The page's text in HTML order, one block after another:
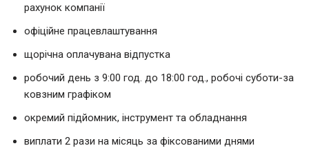
рахунок компанії
офіційне працевлаштування
щорічна оплачувана відпустка
робочий день з 9:00 год. до 18:00 год., робочі суботи-за
ковзним графіком
окремий підйомник, інструмент та обладнання
виплати 2 рази на місяць за фіксованими днями